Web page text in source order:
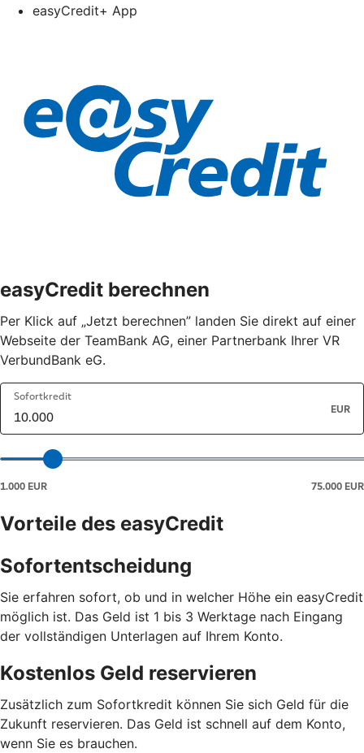
easyCredit+ App
easyCredit berechnen
Per Klick auf „Jetzt berechnen” landen Sie direkt auf einer
Webseite der TeamBank AG, einer Partnerbank Ihrer VR
VerbundBank eG.
Vorteile des easyCredit
Sofortentscheidung
Sie erfahren sofort, ob und in welcher Höhe ein easyCredit
möglich ist. Das Geld ist 1 bis 3 Werktage nach Eingang
der vollständigen Unterlagen auf Ihrem Konto.
Kostenlos Geld reservieren
Zusätzlich zum Sofortkredit können Sie sich Geld für die
Zukunft reservieren. Das Geld ist schnell auf dem Konto,
wenn Sie es brauchen.